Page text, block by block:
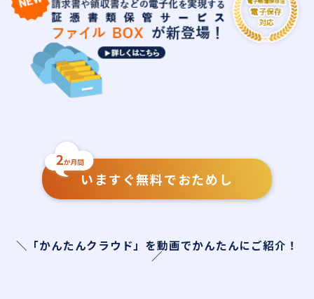
いますぐ無料でおためし
＼「かんたんクラウド」を動画でかんたんにご紹介！
／